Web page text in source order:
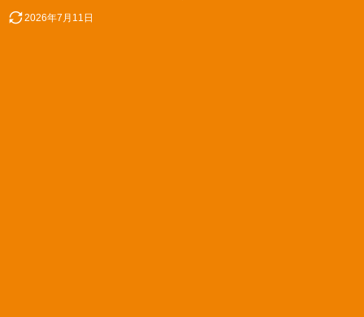
2026年7月11日